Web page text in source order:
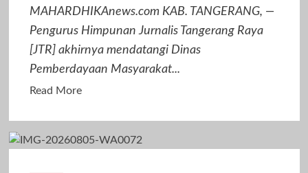
Ancaman
Serius
MAHARDHIKAnews.com KAB. TANGERANG, —
Pengurus Himpunan Jurnalis Tangerang Raya
[JTR] akhirnya mendatangi Dinas
Pemberdayaan Masyarakat...
Read MoreRead
about
Klarifikasi